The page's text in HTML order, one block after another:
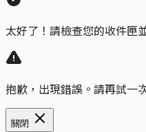
太好了！請檢查您的收件匣
抱歉，出現錯誤。請再試一
關閉